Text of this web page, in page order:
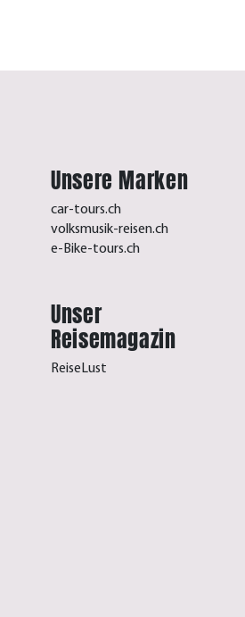
Unsere Marken
car-tours.ch
volksmusik-reisen.ch
e-Bike-tours.ch
Unser
Reisemagazin
ReiseLust